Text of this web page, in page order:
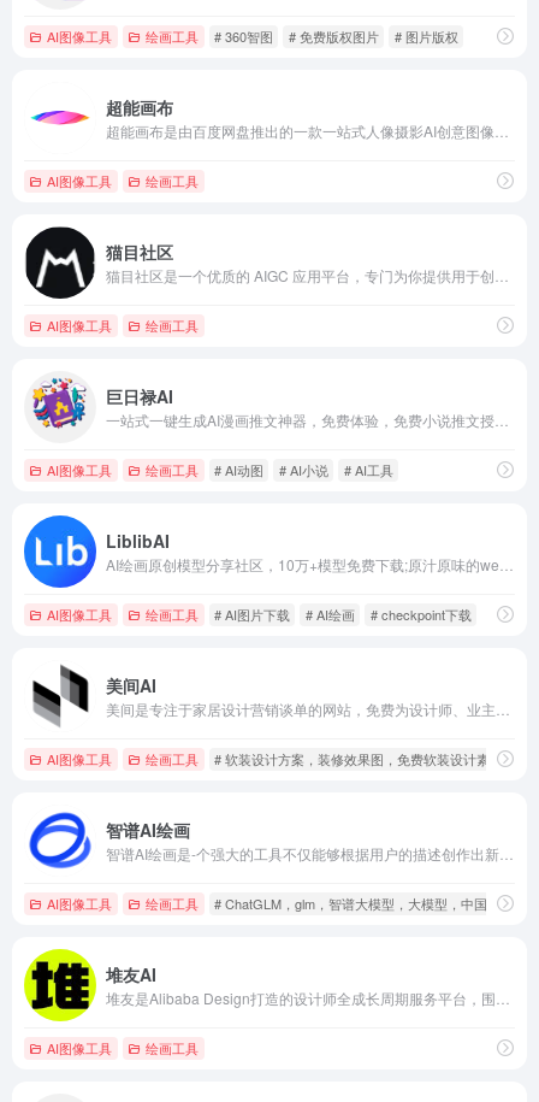
AI图像工具 绘画工具 # 360智图 # 免费版权图片 # 图片版权
超能画布
AI图像工具 绘画工具
猫目社区
AI图像工具 绘画工具
巨日禄AI
AI图像工具 绘画工具 # AI动图 # AI小说 # AI工具
LiblibAI
AI图像工具 绘画工具 # AI图片下载 # AI绘画 # checkpoint下载
美间AI
AI图像工具 绘画工具 # 软装设计方案，装修效果图，免费软装设计素材下载
智谱AI绘画
AI图像工具 绘画工具 # ChatGLM，glm，智谱大模型，大模型，中国版
堆友AI
AI图像工具 绘画工具